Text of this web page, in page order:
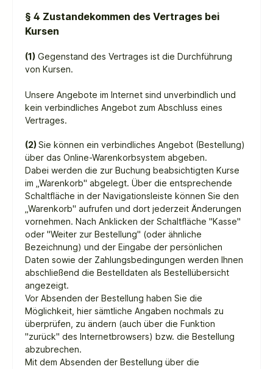
§ 4 Zustandekommen des Vertrages bei
Kursen
(1) Gegenstand des Vertrages ist die Durchführung
von Kursen.
Unsere Angebote im Internet sind unverbindlich und
kein verbindliches Angebot zum Abschluss eines
Vertrages.
(2)Sie können ein verbindliches Angebot (Bestellung)
über das Online-Warenkorbsystem abgeben.
Dabei werden die zur Buchung beabsichtigten Kurse
im „Warenkorb" abgelegt. Über die entsprechende
Schaltfläche in der Navigationsleiste können Sie den
„Warenkorb" aufrufen und dort jederzeit Änderungen
vornehmen. Nach Anklicken der Schaltfläche "Kasse"
oder "Weiter zur Bestellung" (oder ähnliche
Bezeichnung) und der Eingabe der persönlichen
Daten sowie der Zahlungsbedingungen werden Ihnen
abschließend die Bestelldaten als Bestellübersicht
angezeigt.
Vor Absenden der Bestellung haben Sie die
Möglichkeit, hier sämtliche Angaben nochmals zu
überprüfen, zu ändern (auch über die Funktion
"zurück" des Internetbrowsers) bzw. die Bestellung
abzubrechen.
Mit dem Absenden der Bestellung über die